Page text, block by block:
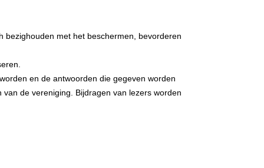
bezighouden met het beschermen, bevorderen
en de antwoorden die gegeven worden
de vereniging. Bijdragen van lezers worden